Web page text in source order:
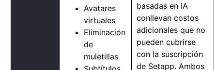
Avatares
virtuales
Eliminación
de
muletillas
basadas en IA
conllevan costos
adicionales que no
pueden cubrirse
con la suscripción
de Setapp. Ambos